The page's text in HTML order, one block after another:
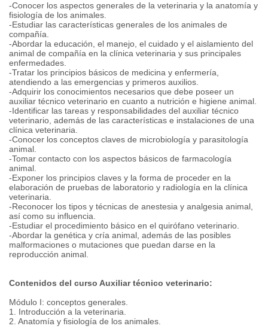
-Conocer los aspectos generales de la veterinaria y la anatomía y
fisiología de los animales.
-Estudiar las características generales de los animales de
compañía.
-Abordar la educación, el manejo, el cuidado y el aislamiento del
animal de compañía en la clínica veterinaria y sus principales
enfermedades.
-Tratar los principios básicos de medicina y enfermería,
atendiendo a las emergencias y primeros auxilios.
-Adquirir los conocimientos necesarios que debe poseer un
auxiliar técnico veterinario en cuanto a nutrición e higiene animal.
-Identificar las tareas y responsabilidades del auxiliar técnico
veterinario, además de las características e instalaciones de una
clínica veterinaria.
-Conocer los conceptos claves de microbiología y parasitología
animal.
-Tomar contacto con los aspectos básicos de farmacología
animal.
-Exponer los principios claves y la forma de proceder en la
elaboración de pruebas de laboratorio y radiología en la clínica
veterinaria.
-Reconocer los tipos y técnicas de anestesia y analgesia animal,
así como su influencia.
-Estudiar el procedimiento básico en el quirófano veterinario.
-Abordar la genética y cría animal, además de las posibles
malformaciones o mutaciones que puedan darse en la
reproducción animal.
Contenidos del curso Auxiliar técnico veterinario:
Módulo I: conceptos generales.
1. Introducción a la veterinaria.
2. Anatomía y fisiología de los animales.